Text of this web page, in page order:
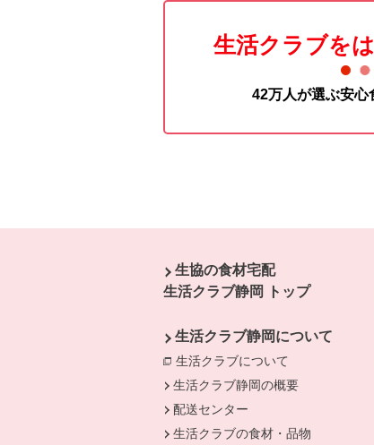
生活クラブを
42万人が選ぶ安心
生協の食材宅配
生活クラブ静岡 トップ
生活クラブ静岡について
生活クラブについて
生活クラブ静岡の概要
配送センター
生活クラブの食材・品物